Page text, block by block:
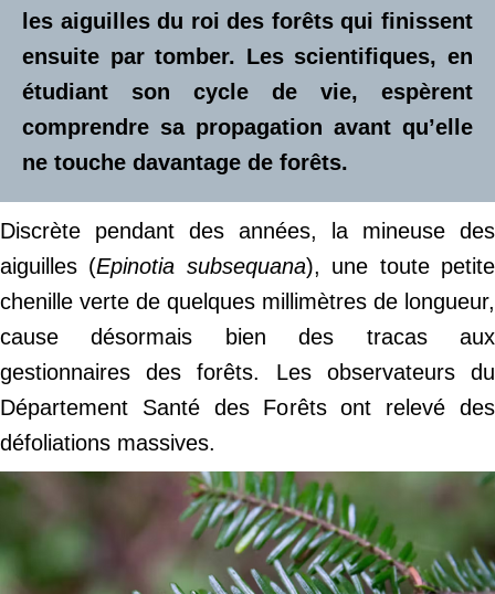
les aiguilles du roi des forêts qui finissent
ensuite par tomber. Les scientifiques, en
étudiant son cycle de vie, espèrent
comprendre sa propagation avant qu’elle
ne touche davantage de forêts.
Discrète pendant des années, la mineuse des
aiguilles (Epinotia subsequana), une toute petite
chenille verte de quelques millimètres de longueur,
cause désormais bien des tracas aux
gestionnaires des forêts. Les observateurs du
Département Santé des Forêts ont relevé des
défoliations massives.